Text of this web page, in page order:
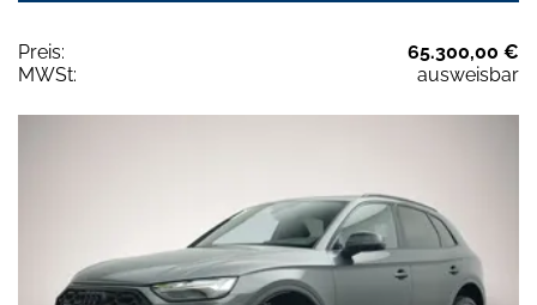
Preis:
65.300,00 €
MWSt:
ausweisbar